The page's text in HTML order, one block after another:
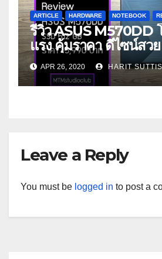
ARTICLE HARDWARE NOTEBOOK
รีวิว ASUS M570DD
แรง คุ้มราคา ดีไซน์สวย
APR 26, 2020 HARIT
Leave a Reply
You must be logged in to post a